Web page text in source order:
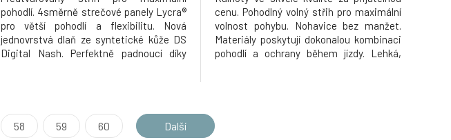
pohodlí. 4směrně strečové panely Lycra®
pro větší pohodlí a flexibilitu. Nová
jednovrstvá dlaň ze syntetické kůže DS
Digital Nash. Perfektně padnoucí díky
upnutí.
cenu. Pohodlný volný střih pro maximální
volnost pohybu. Nohavice bez manžet.
Materiály poskytují dokonalou kombinaci
pohodlí a ochrany během jízdy. Lehká,
58 59 60 Další